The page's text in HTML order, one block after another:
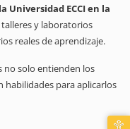
Universidad ECCI en la
y laboratorios
reales de aprendizaje.
no solo entienden los
habilidades para aplicarlos